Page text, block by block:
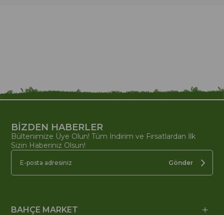
BİZDEN HABERLER
Bültenimize Üye Olun! Tüm İndirim ve Fırsatlardan İlk
Sizin Haberiniz Olsun!
Gönder
BAHÇE MARKET